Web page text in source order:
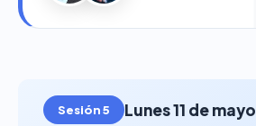
Sesión 5 Lunes 11 de mayo